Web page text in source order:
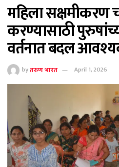
महिला
करण्यासाठी
वर्तनात बदल
byतरुण भारत April 1, 2026